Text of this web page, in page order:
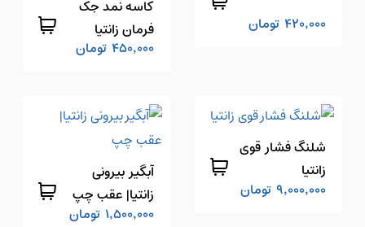
420,000 تومان
کاسه نمد جک
فرمان زانتیا
450,000 تومان
شلنگ فشار قوی
زانتیا
9,000,000 تومان
آبگیر بیرونی
زانتیا| عقب چپ
1,500,000 تومان